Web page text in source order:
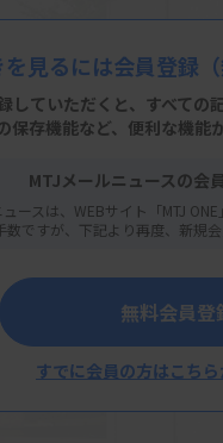
を見るには会員登録
していただくと、すべての
保存機能など、便利な機能
MTJメールニュースの会
ースは、WEBサイト「MTJ
数ですが、下記より再度、新規会
無料会員登
すでに会員の方はこち